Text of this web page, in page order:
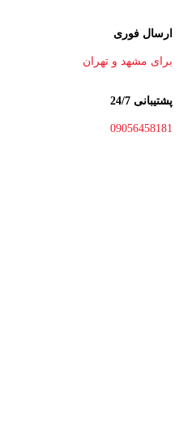
ارسال فوری
برای مشهد و تهران
پشتیبانی 24/7
09056458181